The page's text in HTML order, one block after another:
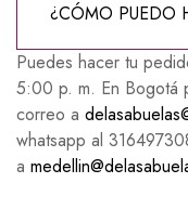
¿CÓMO PUEDO
Puedes hacer tu
5:00 p. m. En Bogotá
correo a
whatsapp al
a